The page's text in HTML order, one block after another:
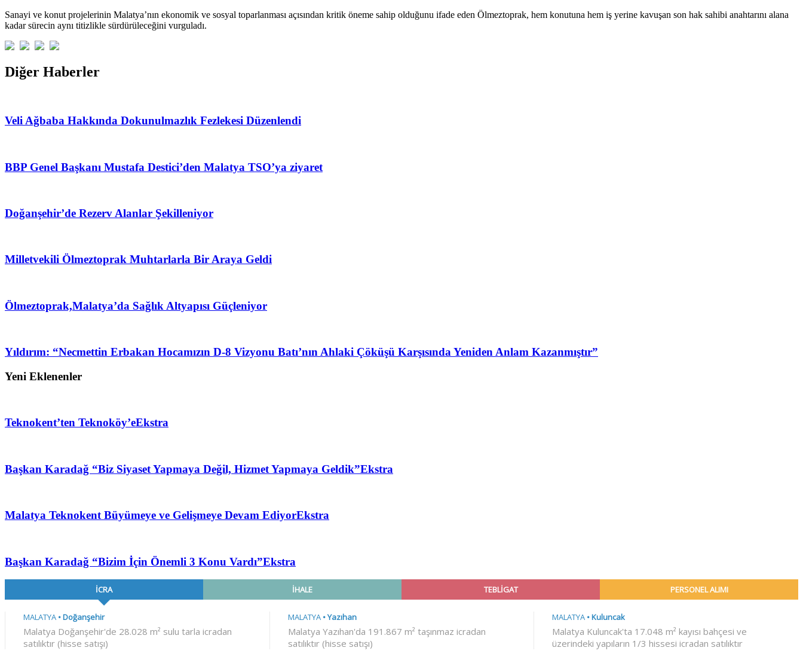
Sanayi ve konut projelerinin Malatya’nın ekonomik ve sosyal toparlanması açısından kritik öneme sahip olduğunu ifade eden Ölmeztoprak, hem konutuna hem iş yerine kavuşan son hak sahibi anahtarını alana
kadar sürecin aynı titizlikle sürdürüleceğini vurguladı.
Diğer Haberler
Veli Ağbaba Hakkında Dokunulmazlık Fezlekesi Düzenlendi
BBP Genel Başkanı Mustafa Destici’den Malatya TSO’ya ziyaret
Doğanşehir’de Rezerv Alanlar Şekilleniyor
Milletvekili Ölmeztoprak Muhtarlarla Bir Araya Geldi
Ölmeztoprak,Malatya’da Sağlık Altyapısı Güçleniyor
Yıldırım: “Necmettin Erbakan Hocamızın D-8 Vizyonu Batı’nın Ahlaki Çöküşü Karşısında Yeniden Anlam Kazanmıştır”
Yeni Eklenenler
Teknokent’ten Teknoköy’eEkstra
Başkan Karadağ “Biz Siyaset Yapmaya Değil, Hizmet Yapmaya Geldik”Ekstra
Malatya Teknokent Büyümeye ve Gelişmeye Devam EdiyorEkstra
Başkan Karadağ “Bizim İçin Önemli 3 Konu Vardı”Ekstra